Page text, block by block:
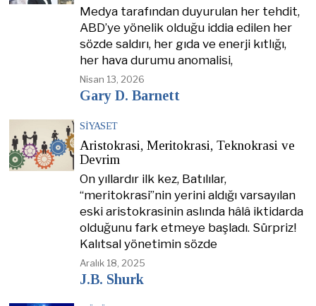
Medya tarafından duyurulan her tehdit,
ABD’ye yönelik olduğu iddia edilen her
sözde saldırı, her gıda ve enerji kıtlığı,
her hava durumu anomalisi,
Nisan 13, 2026
Gary D. Barnett
SIYASET
Aristokrasi, Meritokrasi, Teknokrasi ve
Devrim
On yıllardır ilk kez, Batılılar,
“meritokrasi”nin yerini aldığı varsayılan
eski aristokrasinin aslında hâlâ iktidarda
olduğunu fark etmeye başladı. Sürpriz!
Kalıtsal yönetimin sözde
Aralık 18, 2025
J.B. Shurk